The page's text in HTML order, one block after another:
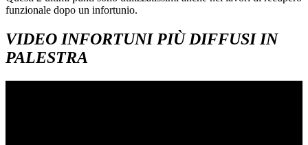
funzionale dopo un infortunio.
VIDEO INFORTUNI PIÙ DIFFUSI IN
PALESTRA